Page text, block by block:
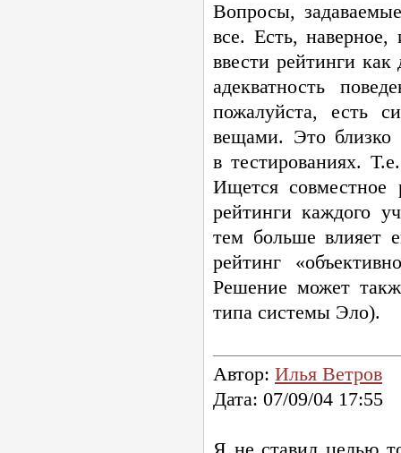
Вопросы,
все. Есть,
ввести рейтинги как
адекватность
пожалуйста, есть
вещами. Это близко
в тестированиях.
Ищется совместное
рейтинги каждого
тем больше влияет
рейтинг
Решение может
типа системы Эло).
Автор: Илья Ветров
Дата: 07/09/04 17:55